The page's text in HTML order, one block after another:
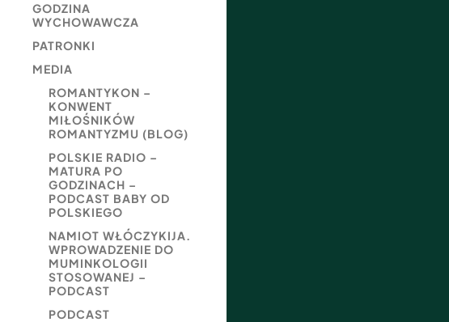
GODZINA
WYCHOWAWCZA
PATRONKI
MEDIA
ROMANTYKON –
KONWENT
MIŁOŚNIKÓW
ROMANTYZMU (BLOG)
POLSKIE RADIO –
MATURA PO
GODZINACH –
PODCAST BABY OD
POLSKIEGO
NAMIOT WŁÓCZYKIJA.
WPROWADZENIE DO
MUMINKOLOGII
STOSOWANEJ –
PODCAST
PODCAST